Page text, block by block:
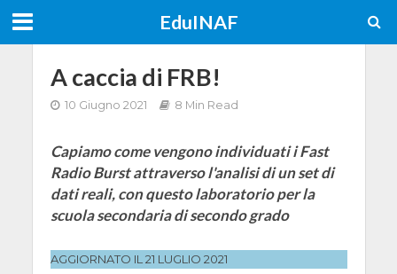
EduINAF
A caccia di FRB!
10 Giugno 2021 8 Min Read
Capiamo come vengono individuati i Fast
Radio Burst attraverso l'analisi di un set di
dati reali, con questo laboratorio per la
scuola secondaria di secondo grado
AGGIORNATO IL 21 LUGLIO 2021